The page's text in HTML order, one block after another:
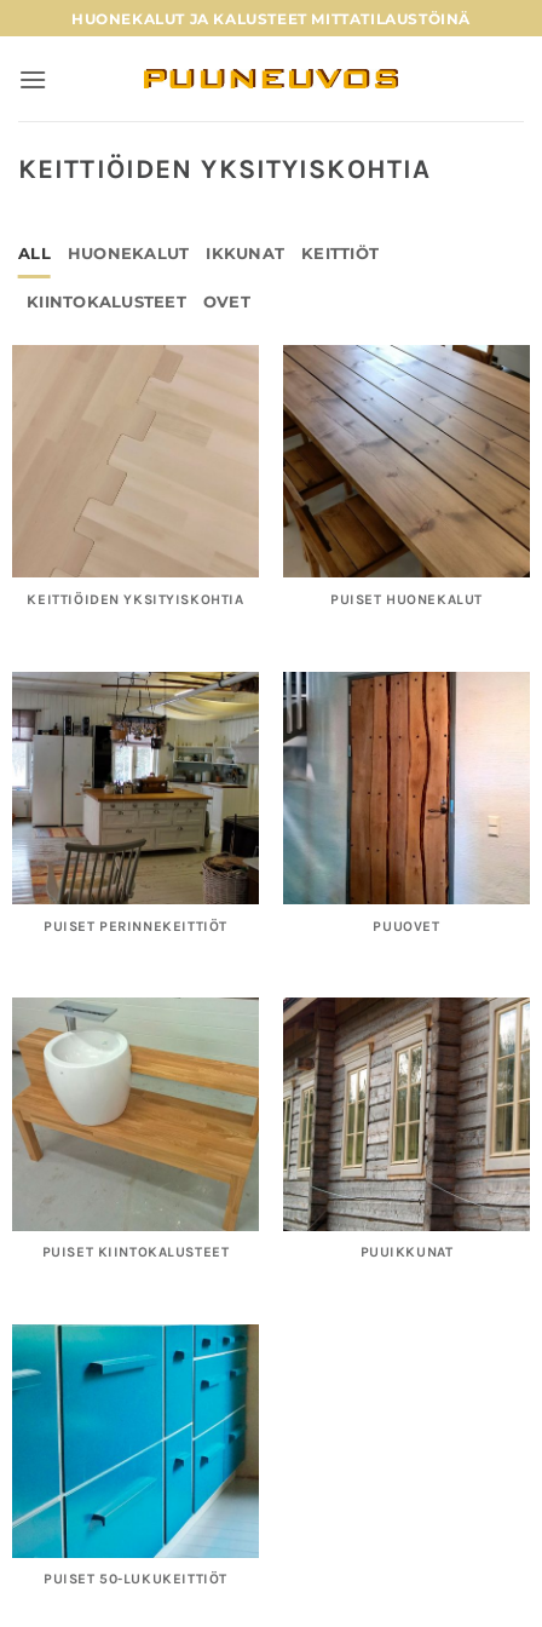
content
HUONEKALUT JA KALUSTEET MITTATILAUSTÖINÄ
KEITTIÖIDEN YKSITYISKOHTIA
ALL HUONEKALUT IKKUNAT KEITTIÖT
KIINTOKALUSTEET OVET
KEITTIÖIDEN YKSITYISKOHTIA PUISET HUONEKALUT
PUISET PERINNEKEITTIÖT PUUOVET
PUISET KIINTOKALUSTEET PUUIKKUNAT
PUISET 50-LUKUKEITTIÖT